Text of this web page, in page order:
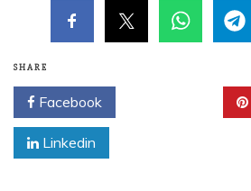
SHARE
Facebook
Linkedin